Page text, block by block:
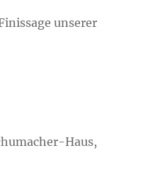
unserer
Haus,